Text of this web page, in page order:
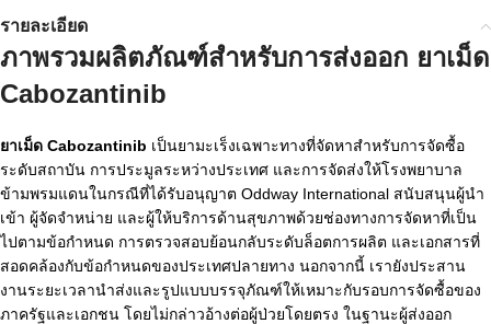
รายละเอียด
ภาพรวมผลิตภัณฑ์สำหรับการส่งออก ยาเม็ด
Cabozantinib
ยาเม็ด Cabozantinib เป็นยามะเร็งเฉพาะทางที่จัดหาสำหรับการจัดซื้อ
ระดับสถาบัน การประมูลระหว่างประเทศ และการจัดส่งให้โรงพยาบาล
ข้ามพรมแดนในกรณีที่ได้รับอนุญาต Oddway International สนับสนุนผู้นำ
เข้า ผู้จัดจำหน่าย และผู้ให้บริการด้านสุขภาพด้วยช่องทางการจัดหาที่เป็น
ไปตามข้อกำหนด การตรวจสอบย้อนกลับระดับล็อตการผลิต และเอกสารที่
สอดคล้องกับข้อกำหนดของประเทศปลายทาง นอกจากนี้ เรายังประสาน
งานระยะเวลานำส่งและรูปแบบบรรจุภัณฑ์ให้เหมาะกับรอบการจัดซื้อของ
ภาครัฐและเอกชน โดยไม่กล่าวอ้างต่อผู้ป่วยโดยตรง ในฐานะผู้ส่งออก